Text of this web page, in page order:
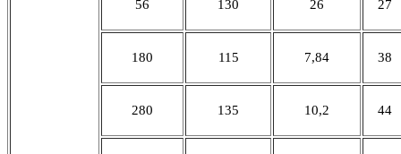
56 130 26 27
180 115 7,84 38
280 135 10,2 44